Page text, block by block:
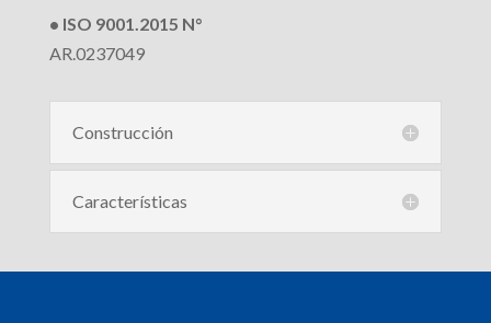
• ISO 9001.2015 N°
AR.0237049
Construcción
Características